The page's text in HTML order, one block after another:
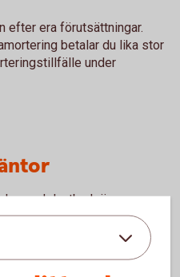
efter era förutsättningar.
betalar du lika stor
under
och lantbruk är
ekonomi och
för mer information.